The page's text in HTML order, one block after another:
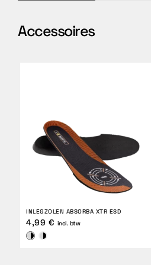
Accessoires
INLEGZOLEN ABSORBA XTR ESD
4,99 € incl. btw